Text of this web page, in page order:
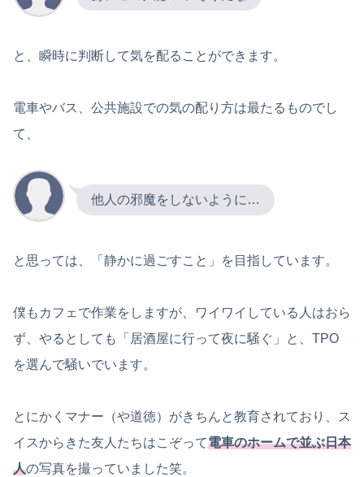
と、瞬時に判断して気を配ることができます。
電車やバス、公共施設での気の配り方は最たるものでし
て、
他人の邪魔をしないように…
と思っては、「静かに過ごすこと」を目指しています。
僕もカフェで作業をしますが、ワイワイしている人はおら
ず、やるとしても「居酒屋に行って夜に騒ぐ」と、TPO
を選んで騒いでいます。
とにかくマナー（や道徳）がきちんと教育されており、ス
イスからきた友人たちはこぞって電車のホームで並ぶ日本
人の写真を撮っていました笑。